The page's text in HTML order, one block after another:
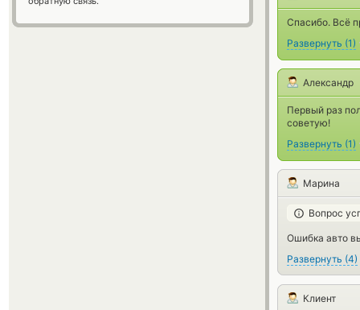
Спасибо. Всё
Развернуть (1)
Александр
Первый раз
советую!
Развернуть (1)
Марина
Вопрос
Ошибка авто
Развернуть (4)
Клиент